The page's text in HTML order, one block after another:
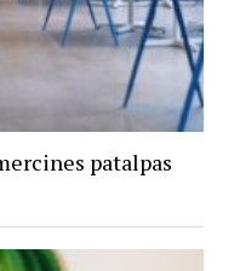
patalpas